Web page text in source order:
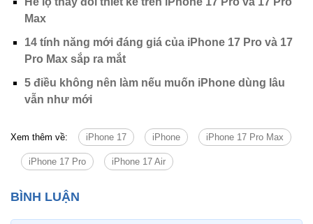
Max
14 tính năng mới đáng giá của iPhone 17 Pro và 17
Pro Max sắp ra mắt
5 điều không nên làm nếu muốn iPhone dùng lâu
vẫn như mới
Xem thêm về: iPhone 17 iPhone iPhone 17 Pro Max
iPhone 17 Pro iPhone 17 Air